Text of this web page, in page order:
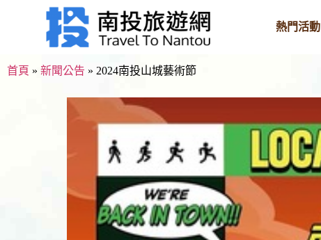
熱門活動
首頁 » 新聞公告 » 2024南投山城藝術節